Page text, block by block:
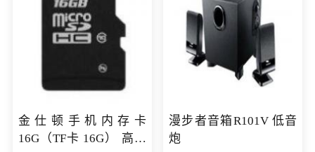
金仕顿手机内存卡
16G（TF卡 16G） 高速
漫步者音箱R101V 低音
炮